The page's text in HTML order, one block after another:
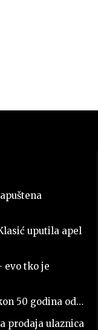
uputila apel
evo tko je
50 godina od…
prodaja ulaznica